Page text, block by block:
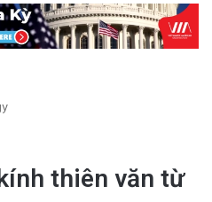
thiên văn từ